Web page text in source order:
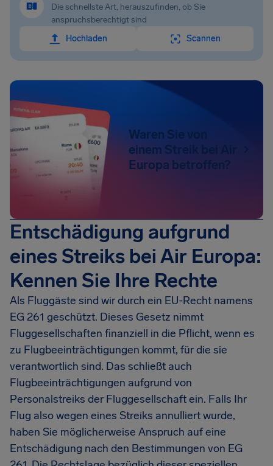
Die schnellste Art, herauszufinden, ob Sie
anspruchsberechtigt sind
Hochladen
Scannen
Waren Sie von
einem Streik bei Air
Europa betroffen?
Entschädigung aufgrund
eines Streiks bei Air Europa:
Kennen Sie Ihre Rechte
Als Fluggäste sind wir durch ein EU-Recht namens
EG 261 geschützt. Dieses Gesetz nimmt
Fluggesellschaften finanziell in die Pflicht, wenn es
zu Flugbeeinträchtigungen kommt, für die sie
verantwortlich sind. Das schließt auch
Flugbeeinträchtigungen aufgrund von
Personalstreiks der Fluggesellschaft ein. Falls Ihr
Flug also wegen eines Streiks annulliert wurde,
haben Sie möglicherweise Anspruch auf eine
Entschädigung nach den Bestimmungen von EG